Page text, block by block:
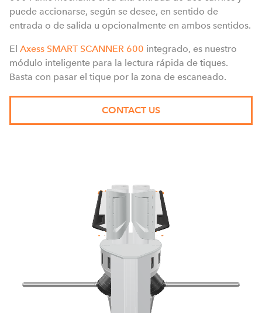
puede accionarse, según se desee, en sentido de
entrada o de salida u opcionalmente en ambos sentidos.
El Axess SMART SCANNER 600 integrado, es nuestro
módulo inteligente para la lectura rápida de tiques.
Basta con pasar el tique por la zona de escaneado.
CONTACT US